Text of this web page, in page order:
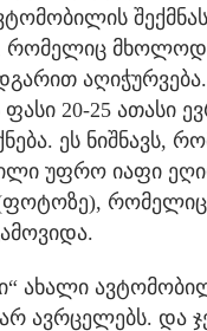
შექმნას
რომელიც
აღიჭურვება.
20-25 ათასი
ეს ნიშნავს,
უფრო იაფი
რომელიც
ახალი
ავრცელებს. და